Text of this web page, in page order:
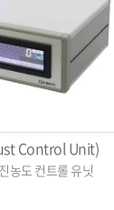
Control Unit)
농도 컨트롤 유닛